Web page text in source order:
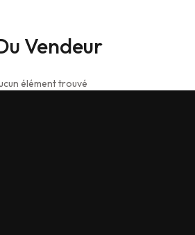
Vendeur
élément trouvé